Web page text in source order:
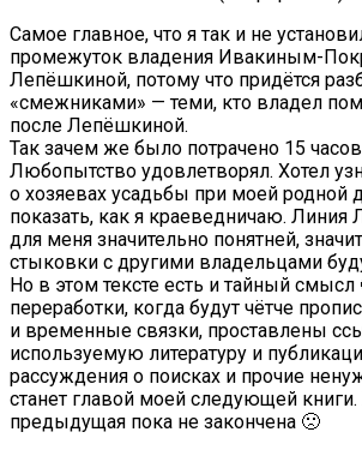
Самое главное, что я так и не
промежуток владения Ивакиным-
Лепёшкиной, потому что придётся
«смежниками» — теми, кто владел
после Лепёшкиной.
Так зачем же было потрачено 15
Любопытство удовлетворял. Хотел
о хозяевах усадьбы при моей родной
показать, как я краеведничаю.
для меня значительно понятней,
стыковки с другими владельцами
Но в этом тексте есть и тайный
переработки, когда будут чётче
и временные связки, проставлены
используемую литературу и
рассуждения о поисках и прочие
станет главой моей следующей книги.
предыдущая пока не закончена 🙁